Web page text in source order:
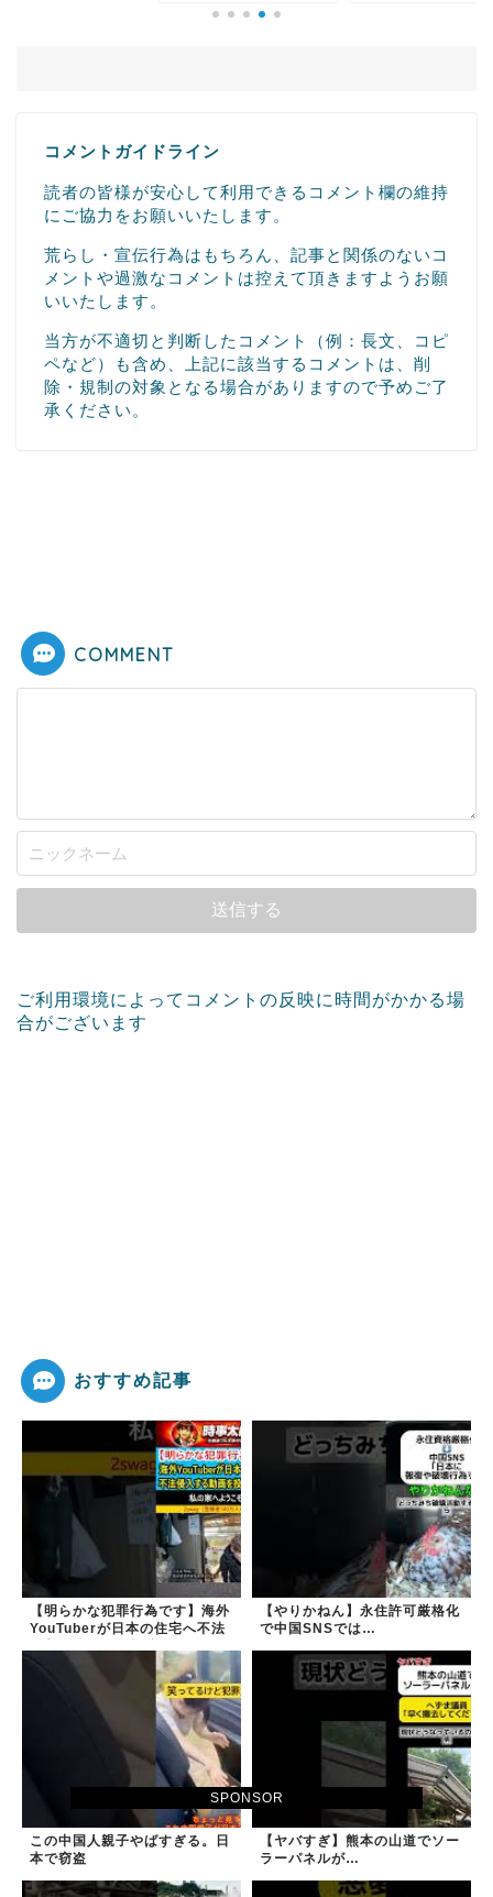
SPONSOR
コメントガイドライン
読者の皆様が安心して利用できるコメント欄の維持
にご協力をお願いいたします。
荒らし・宣伝行為はもちろん、記事と関係のないコ
メントや過激なコメントは控えて頂きますようお願
いいたします。
当方が不適切と判断したコメント（例：長文、コピ
ペなど）も含め、上記に該当するコメントは、削
除・規制の対象となる場合がありますので予めご了
承ください。
COMMENT
ご利用環境によってコメントの反映に時間がかかる場
合がございます
おすすめ記事
【明らかな犯罪行為です】海外
YouTuberが日本の住宅へ不法
【やりかねん】永住許可厳格化
で中国SNSでは…
この中国人親子やばすぎる。日
本で窃盗
【ヤバすぎ】熊本の山道でソー
ラーパネルが…